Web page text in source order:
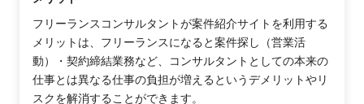
フリーランスコンサルタントが案件紹介サイトを利用する
メリットは、フリーランスになると案件探し（営業活
動）・契約締結業務など、コンサルタントとしての本来の
仕事とは異なる仕事の負担が増えるというデメリットやリ
スクを解消することができます。